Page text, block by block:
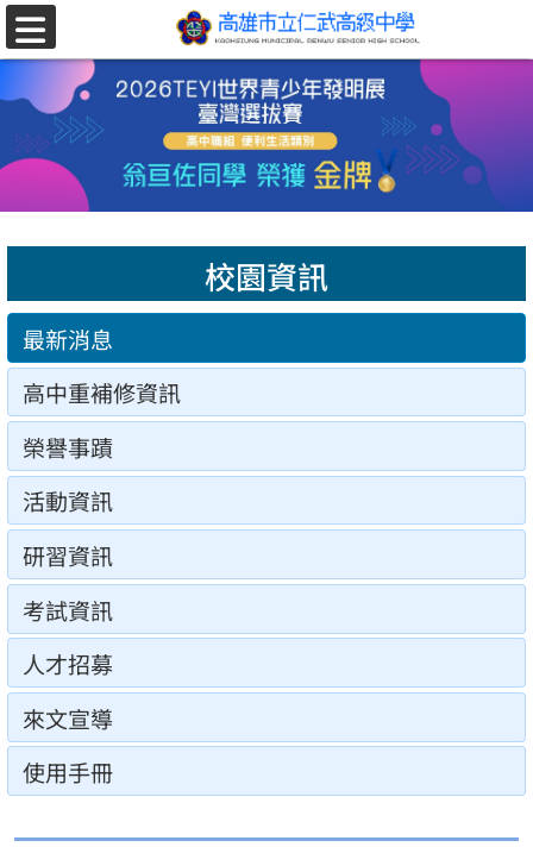
跳至主要內容區
選
單
校園資訊
最新消息
高中重補修資訊
榮譽事蹟
活動資訊
研習資訊
考試資訊
人才招募
來文宣導
使用手冊